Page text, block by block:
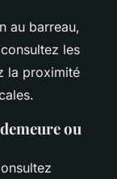
au barreau,
les
la proximité
ou